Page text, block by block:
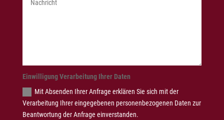
Einwilligung Verarbeitung Ihrer Daten
Mit Absenden Ihrer Anfrage erklären Sie sich mit der
Verarbeitung Ihrer eingegebenen personenbezogenen Daten zur
Beantwortung der Anfrage einverstanden.